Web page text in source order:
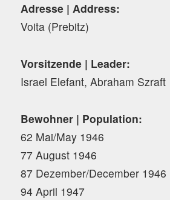
Adresse | Address:
Voita (Prebitz)
Vorsitzende | Leader:
Israel Elefant, Abraham Szraft
Bewohner | Population:
62 Mai/May 1946
77 August 1946
87 Dezember/December 1946
94 April 1947